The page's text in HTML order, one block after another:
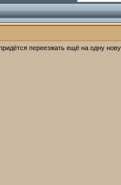
переезжать ещё на одну